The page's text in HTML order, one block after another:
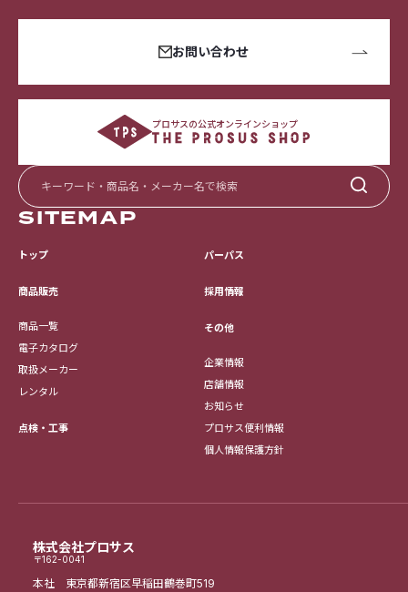
株式会社プロサス
〒162-0041
本社 東京都新宿区早稲田鶴巻町519
お問い合わせ
プロサスの公式オンラインショップ
SITEMAP
トップ
商品販売
商品一覧
電子カタログ
取扱メーカー
レンタル
点検・工事
パーパス
採用情報
その他
企業情報
店舗情報
お知らせ
プロサス便利情報
個人情報保護方針